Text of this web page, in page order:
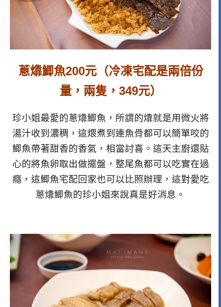
蔥㸆鯽魚200元（冷凍宅配是兩倍份
量，兩隻，349元）
珍小姐最愛的蔥㸆鯽魚，所謂的㸆就是用微火將
湯汁收到濃稠，這煨煮到連魚骨都可以簡單咬的
鯽魚帶著甜香的香氣，相當討喜。這天主廚還貼
心的將魚卵取出做擺盤，整尾魚都可以吃實在過
癮，這鯽魚宅配回家也可以比照辦理，這對愛吃
蔥㸆鯽魚的珍小姐來說真是好消息。